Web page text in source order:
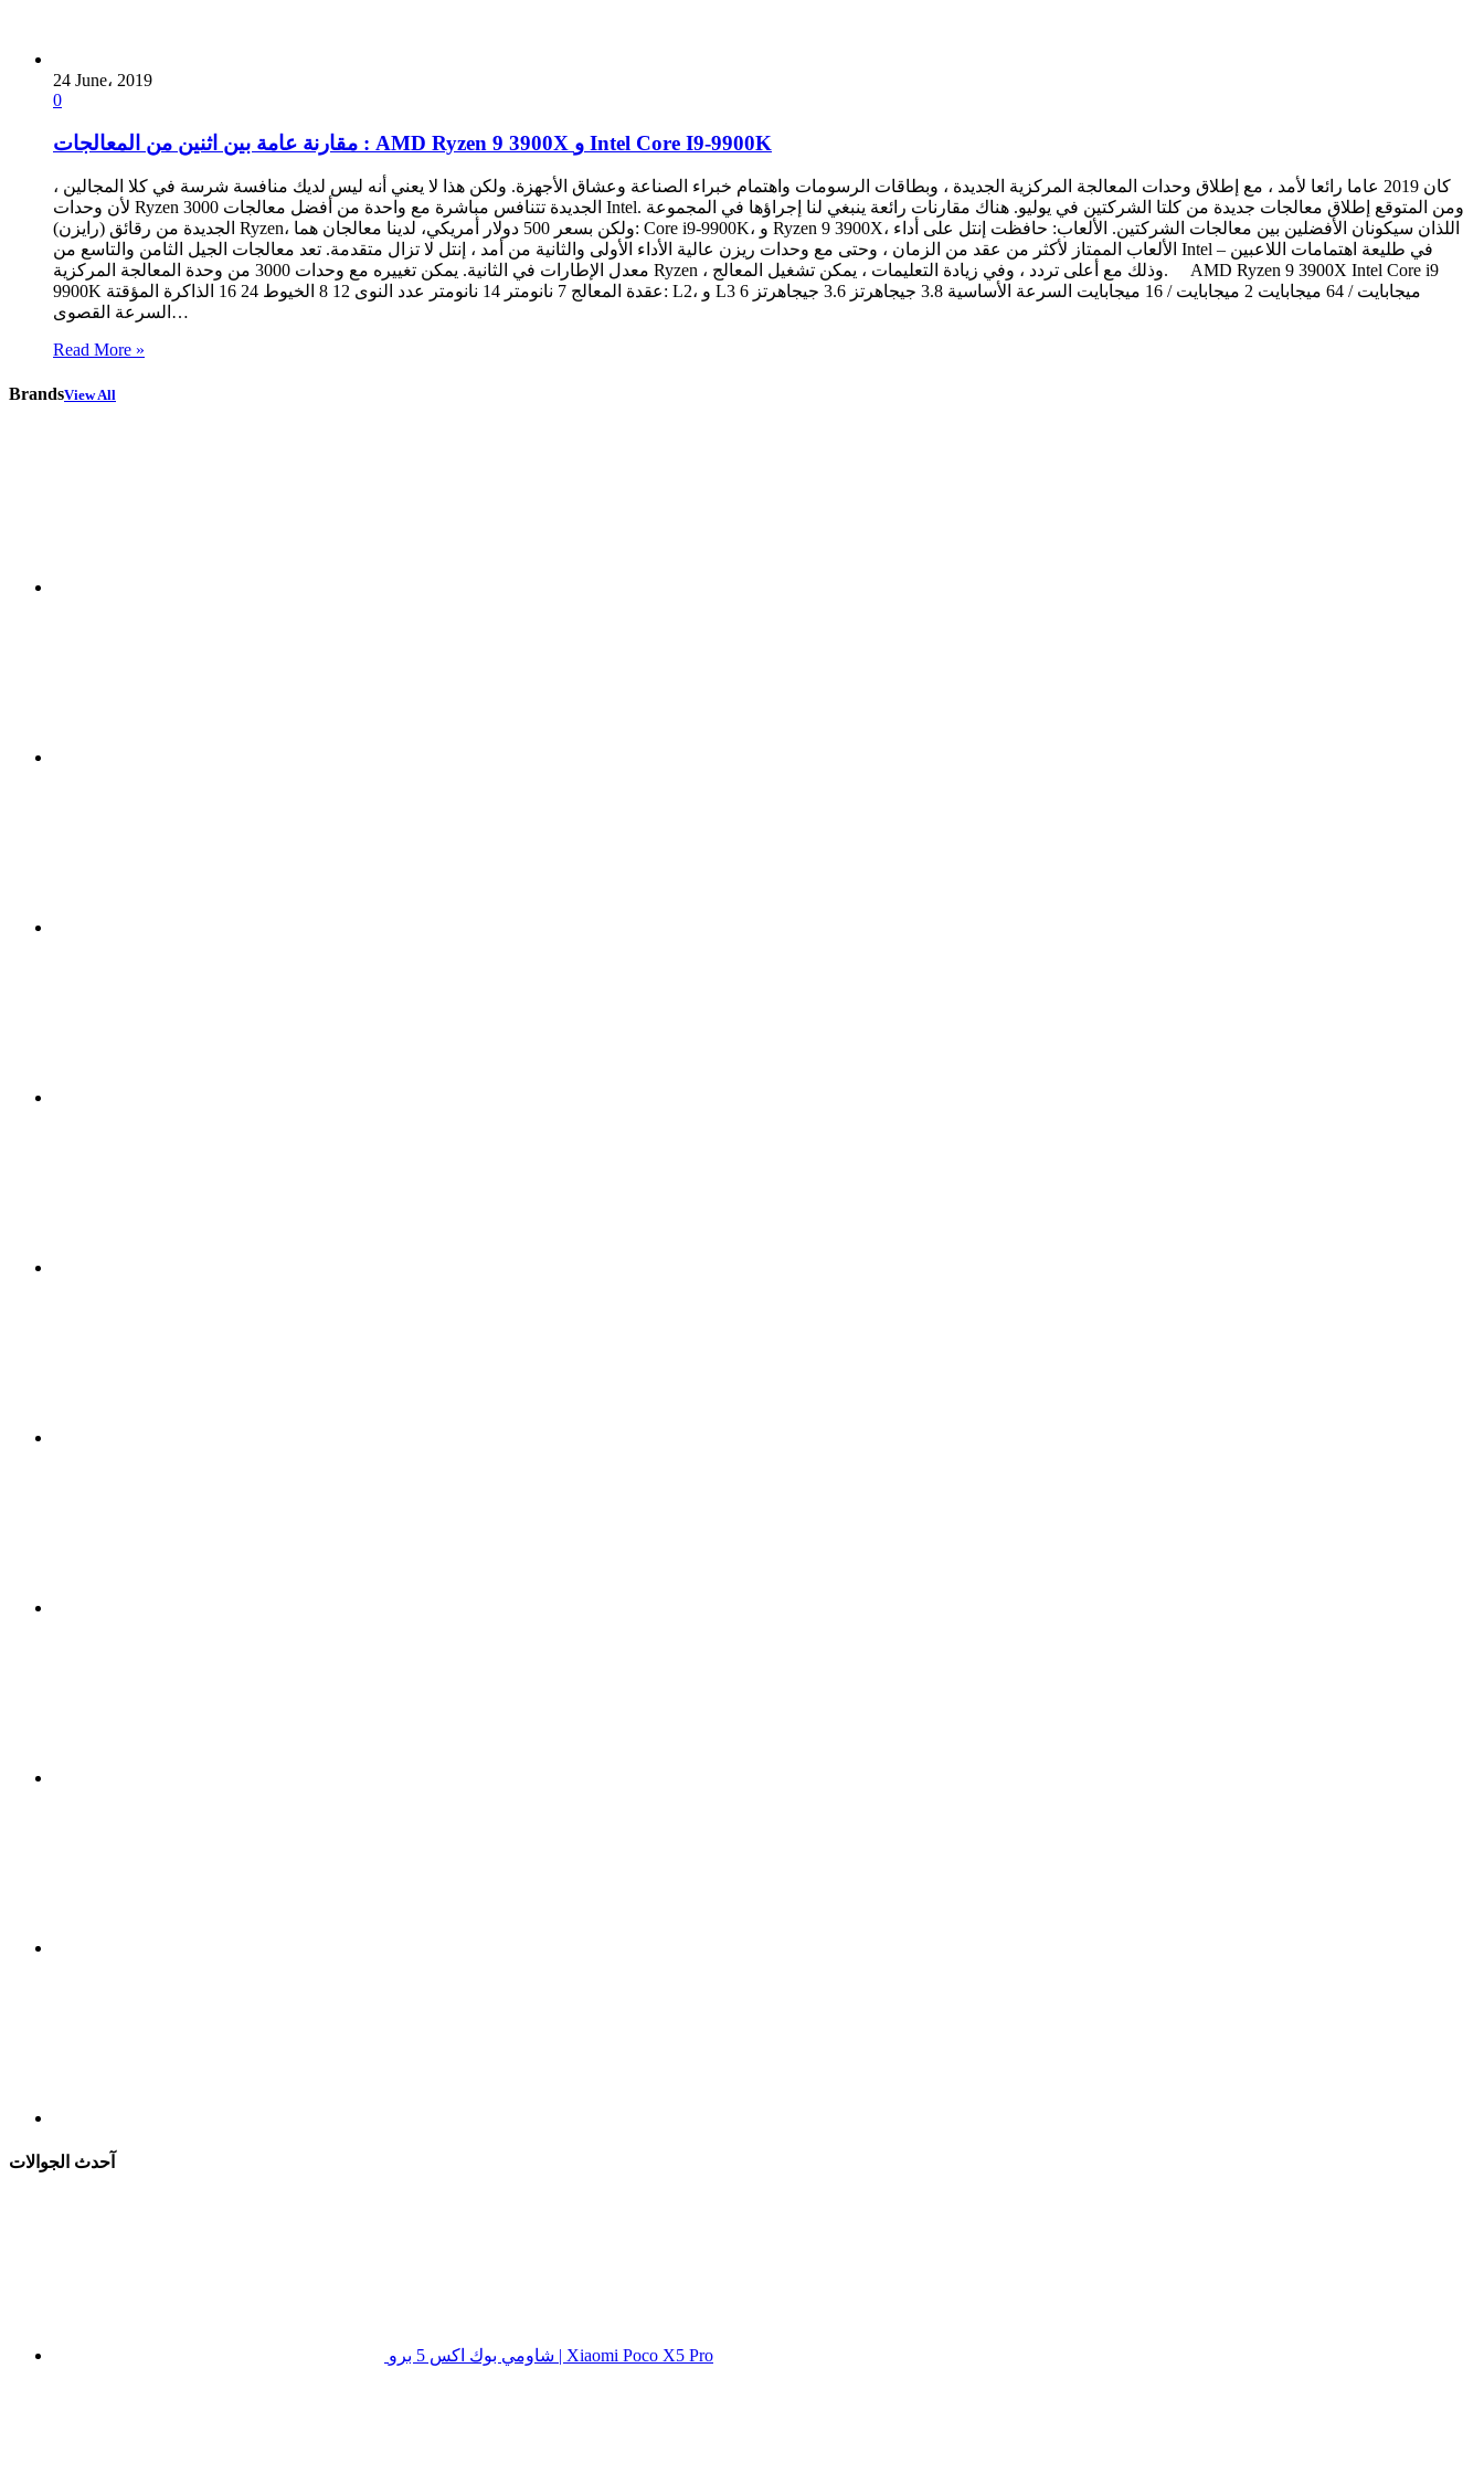
24 June، 2019
0
مقارنة عامة بين اثنين من المعالجات : AMD Ryzen 9 3900X و Intel Core I9-9900K
كان 2019 عاما رائعا لأمد ، مع إطلاق وحدات المعالجة المركزية الجديدة ، وبطاقات الرسومات واهتمام خبراء الصناعة وعشاق الأجهزة. ولكن هذا لا يعني أنه ليس لديك منافسة شرسة في كلا المجالين ،
لأن وحدات Ryzen 3000 الجديدة تتنافس مباشرة مع واحدة من أفضل معالجات Intel. ومن المتوقع إطلاق معالجات جديدة من كلتا الشركتين في يوليو. هناك مقارنات رائعة ينبغي لنا إجراؤها في المجموعة
الجديدة من رقائق (رايزن) Ryzen، ولكن بسعر 500 دولار أمريكي، لدينا معالجان هما: Core i9-9900K، و Ryzen 9 3900X، اللذان سيكونان الأفضلين بين معالجات الشركتين. الألعاب: حافظت إنتل على أداء
الألعاب الممتاز لأكثر من عقد من الزمان ، وحتى مع وحدات ريزن عالية الأداء الأولى والثانية من أمد ، إنتل لا تزال متقدمة. تعد معالجات الجيل الثامن والتاسع من Intel في طليعة اهتمامات اللاعبين –
معدل الإطارات في الثانية. يمكن تغييره مع وحدات 3000 من وحدة المعالجة المركزية Ryzen ، وذلك مع أعلى تردد ، وفي زيادة التعليمات ، يمكن تشغيل المعالج. AMD Ryzen 9 3900X Intel Core i9
9900K عقدة المعالج 7 نانومتر 14 نانومتر عدد النوى 12 8 الخيوط 24 16 الذاكرة المؤقتة: L2، و L3 6 ميجابايت / 64 ميجابايت 2 ميجابايت / 16 ميجابايت السرعة الأساسية 3.8 جيجاهرتز 3.6 جيجاهرتز
السرعة القصوى…
Read More »
BrandsView All
آحدث الجوالات
شاومي بوك اكس 5 برو | Xiaomi Poco X5 Pro